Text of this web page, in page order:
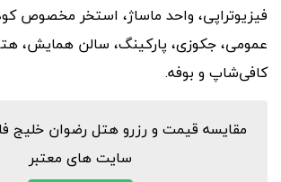
فیزیوتراپی، واحد ماساژ، استخر مخصوص
عمومی، جکوزی، پارکینگ، سالن همایش،
کافی‌شاپ و بوفه.
مقایسه قیمت و رزرو هتل رضوان خلیج
سایت های معتبر